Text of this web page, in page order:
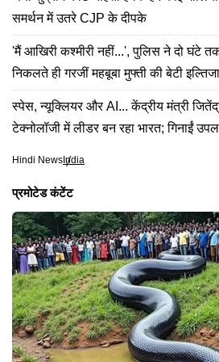
समर्थन में उतरे CJP के दीपके
'मैं आखिरी कश्मीरी नहीं...', पुलिस ने दो घंटे
निकलते ही गरजीं महबूबा मुफ्ती की बेटी इल्तिजा
स्पेस, न्यूक्लियर और AI... केंद्रीय मंत्री
टेक्नोलॉजी में लीडर बन रहा भारत; गिनाईं
Hindi News India